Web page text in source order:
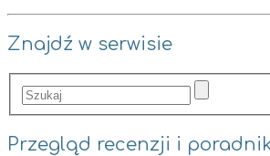
Znajdź w serwisie
Przegląd recenzji i